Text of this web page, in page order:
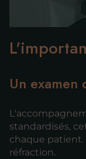
Un
standardisés,
chaque patient.
réfraction.